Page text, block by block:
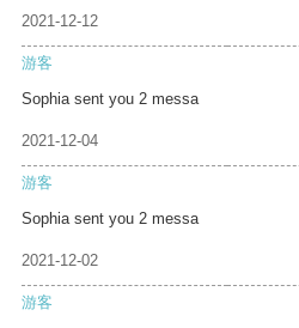
2021-12-12
游客
Sophia sent you 2 messa
2021-12-04
游客
Sophia sent you 2 messa
2021-12-02
游客